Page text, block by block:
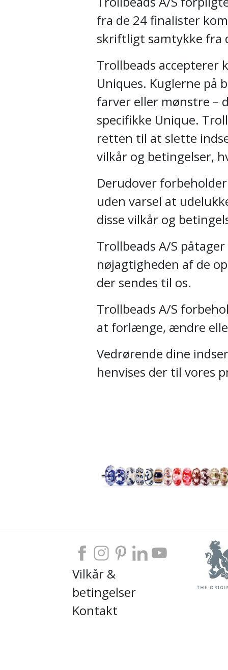
fra de 24 finalister
skriftligt samtykke fra
Trollbeads accepterer
Uniques. Kuglerne på
farver eller mønstre –
specifikke Unique.
retten til at slette
vilkår og betingelser,
Derudover
uden varsel at
disse vilkår og
Trollbeads A/S
nøjagtigheden af de
der sendes til os.
Trollbeads A/S
at forlænge, ændre
Vedrørende dine
henvises der til vores
Vilkår &
betingelser
Kontakt